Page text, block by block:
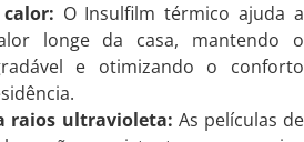
O Insulfilm térmico ajuda a
longe da casa, mantendo o
e otimizando o conforto
raios ultravioleta: As películas de